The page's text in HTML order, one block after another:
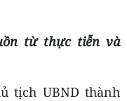
từ thực tiễn và
tịch UBND thành